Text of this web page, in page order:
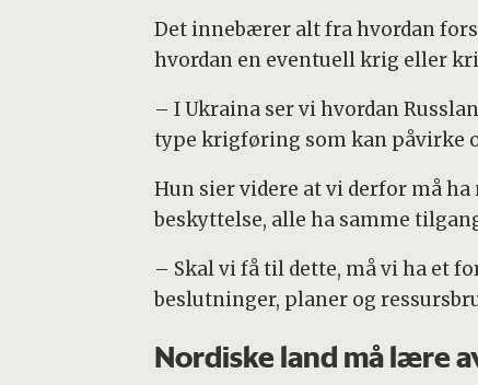
Det innebærer alt fra hvordan
hvordan en eventuell krig eller
– I Ukraina ser vi hvordan
type krigføring som kan påvirke
Hun sier videre at vi derfor må
beskyttelse, alle ha samme
– Skal vi få til dette, må vi ha et
beslutninger, planer og
Nordiske land må lære